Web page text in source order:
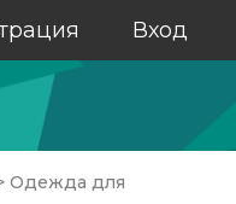
Вход
Одежда для